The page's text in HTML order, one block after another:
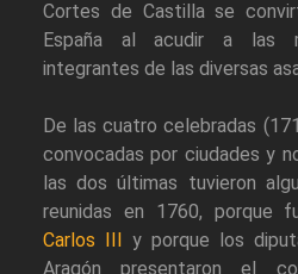
Cortes de Castilla se
España al acudir a las
integrantes de las diversas
De las cuatro celebradas
convocadas por ciudades y
las dos últimas tuvieron
reunidas en 1760, porque
Carlos III
y porque los
Aragón presentaron el